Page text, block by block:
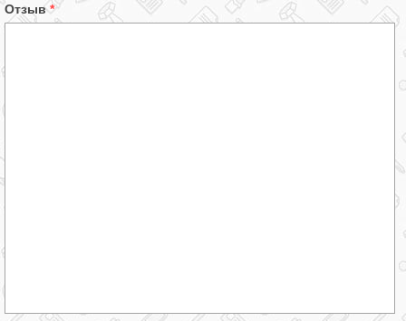
Отзыв*